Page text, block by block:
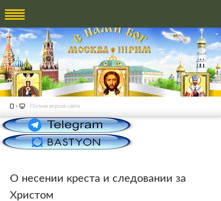
Полная версия сайта
О несении креста и следовании за
Христом